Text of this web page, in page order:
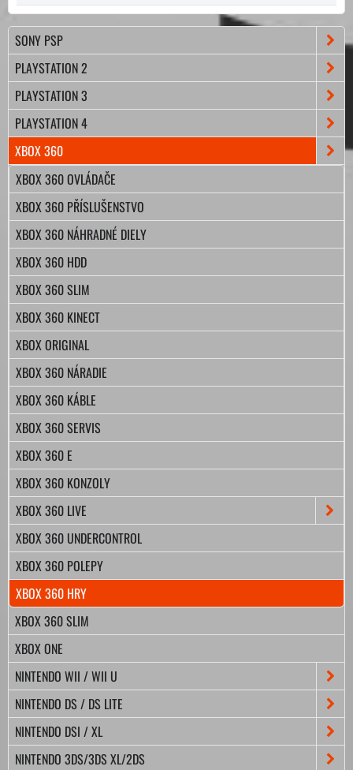
SONY PSP
PLAYSTATION 2
PLAYSTATION 3
PLAYSTATION 4
XBOX 360
XBOX 360 OVLÁDAČE
XBOX 360 PŘÍSLUŠENSTVO
XBOX 360 NÁHRADNÉ DIELY
XBOX 360 HDD
XBOX 360 SLIM
XBOX 360 KINECT
XBOX ORIGINAL
XBOX 360 NÁRADIE
XBOX 360 KÁBLE
XBOX 360 SERVIS
XBOX 360 E
XBOX 360 KONZOLY
XBOX 360 LIVE
XBOX 360 UNDERCONTROL
XBOX 360 POLEPY
XBOX 360 HRY
XBOX 360 SLIM
XBOX ONE
NINTENDO WII / WII U
NINTENDO DS / DS LITE
NINTENDO DSI / XL
NINTENDO 3DS/3DS XL/2DS